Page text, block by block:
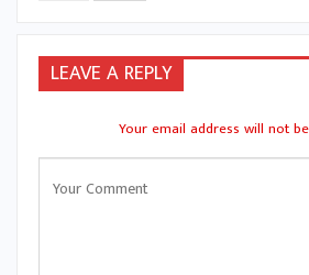
LEAVE A REPLY
Your email address will not